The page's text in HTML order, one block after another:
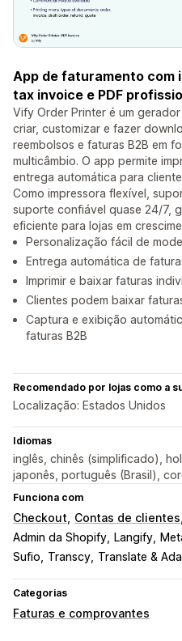
App de faturamento com
tax invoice e PDF
Vify Order Printer é um
criar, customizar e fazer
reembolsos e faturas B2B em
multicâmbio. O app permite
entrega automática para
Como impressora flexível,
suporte confiável quase 24/7,
eficiente para lojas em
Personalização fácil de
Entrega automática de
Imprimir e baixar faturas
Clientes podem baixar
Captura e exibição
faturas B2B
Recomendado por lojas como a
Localização: Estados Unidos
Idiomas
inglês, chinês (simplificado),
japonês, português (Brasil),
Funciona com
Checkout Contas de clientes
Admin da Shopify
Langify
Sufio
Transcy Translate &
Categorias
Faturas e comprovantes